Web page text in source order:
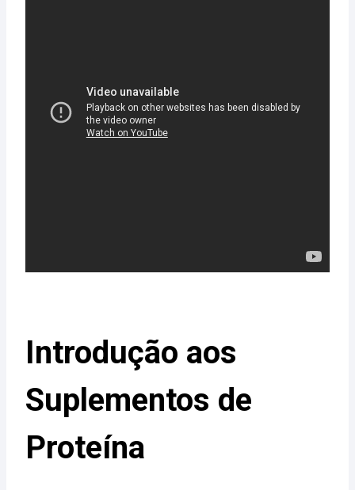
Introdução aos
Suplementos de
Proteína